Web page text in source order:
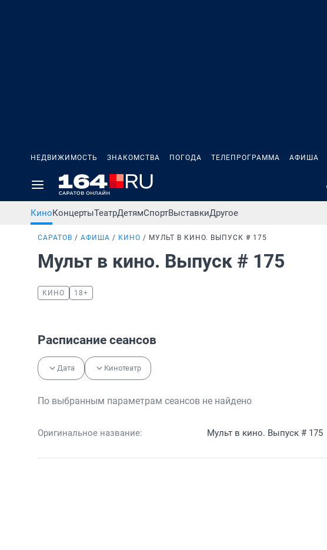
НЕДВИЖИМОСТЬ ЗНАКОМСТВА ПОГОДА ТЕЛЕПРОГРАММА АФИША
КиноКонцертыТеатрДетямСпортВыставкиДругое
САРАТОВ АФИША КИНО МУЛЬТ В КИНО. ВЫПУСК # 175
Мульт в кино. Выпуск # 175
КИНО 18+
Расписание сеансов
Дата Кинотеатр
По выбранным параметрам сеансов не найдено
Оригинальное название: Мульт в кино. Выпуск # 175